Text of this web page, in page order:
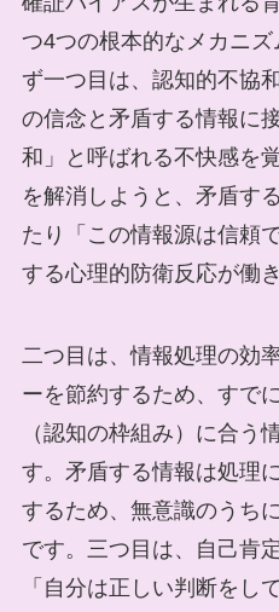
つ4つの根本的なメカニ
ず一つ目は、認知的不協
の信念と矛盾する情報に
和」と呼ばれる不快感を
を解消しようと、矛盾す
たり「この情報源は信頼
する心理的防衛反応が働き
二つ目は、情報処理の効
ーを節約するため、すで
（認知の枠組み）に合う
す。矛盾する情報は処理
するため、無意識のうち
です。三つ目は、自己肯
「自分は正しい判断をし